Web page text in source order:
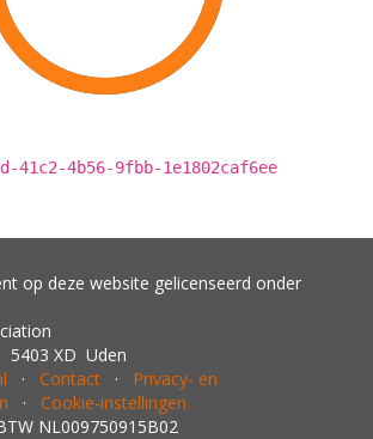
41c2-4b56-9fbb-1e1802caf6ee
op deze website gelicenseerd onder
5403 XD Uden
· Contact · Privacy- en
· Cookie-instellingen
NL009750915B02